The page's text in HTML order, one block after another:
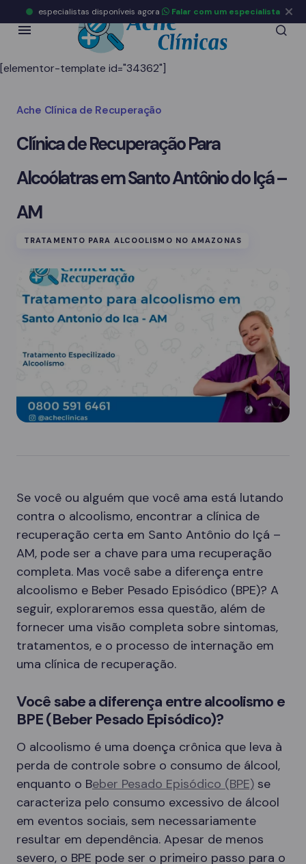
[elementor-template id="34362"]
Ache Clínica de Recuperação
Clínica de Recuperação Para
Alcoólatras em Santo Antônio do Içá –
AM
TRATAMENTO PARA ALCOOLISMO NO AMAZONAS
Se você ou alguém que você ama está lutando
contra o alcoolismo, encontrar a clínica de
recuperação certa em Santo Antônio do Içá –
AM, pode ser a chave para uma recuperação
completa. Mas você sabe a diferença entre
alcoolismo e Beber Pesado Episódico (BPE)? A
seguir, exploraremos essa questão, além de
fornecer uma visão completa sobre sintomas,
tratamentos, e o processo de internação em
uma clínica de recuperação.
Você sabe a diferença entre alcoolismo e
BPE (Beber Pesado Episódico)?
O alcoolismo é uma doença crônica que leva à
perda de controle sobre o consumo de álcool,
enquanto o Beber Pesado Episódico (BPE) se
caracteriza pelo consumo excessivo de álcool
em eventos sociais, sem necessariamente
resultar em dependência. Apesar de menos
severo, o BPE pode ser o primeiro passo para o
especialistas disponíveis agora Falar com um especialista